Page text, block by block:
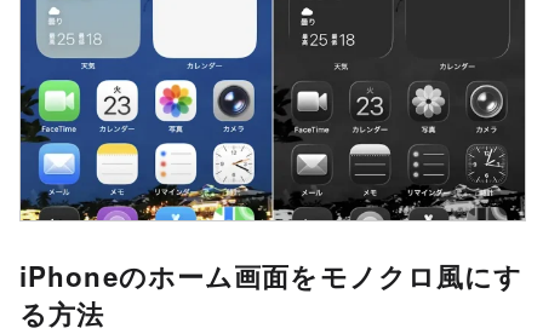
iPhoneのホーム画面をモノクロ風にす
る方法